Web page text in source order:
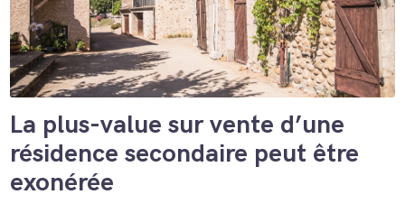
La plus-value sur vente d’une
résidence secondaire peut être
exonérée